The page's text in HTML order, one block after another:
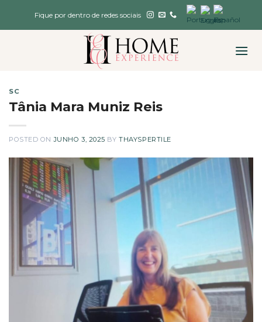
Fique por dentro de redes sociais
SC
Tânia Mara Muniz Reis
POSTED ONJUNHO 3, 2025 BYTHAYSPERTILE